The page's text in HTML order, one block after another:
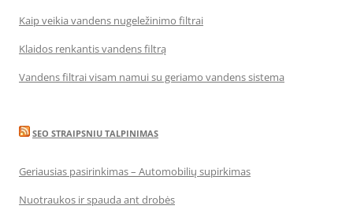
Kaip veikia vandens nugeležinimo filtrai
Klaidos renkantis vandens filtrą
Vandens filtrai visam namui su geriamo vandens sistema
SEO STRAIPSNIU TALPINIMAS
Geriausias pasirinkimas – Automobilių supirkimas
Nuotraukos ir spauda ant drobės